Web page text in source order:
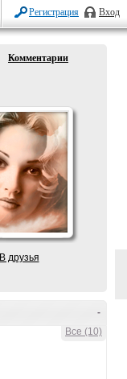
Регистрация Вход
Комментарии
В друзья
-
Все (10)